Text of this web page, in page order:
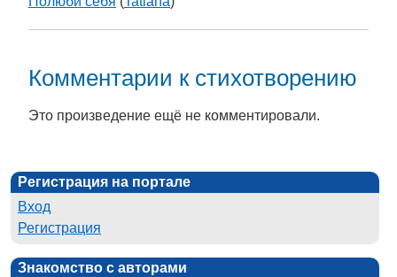
Комментарии к стихотворению
Это произведение ещё не комментировали.
Регистрация на портале
Вход
Регистрация
Знакомство с авторами